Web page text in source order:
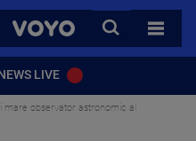
VOYO
CAUTA
TOATE
LIVE
mare observator astronomic al